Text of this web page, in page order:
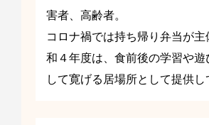
害者、高齢者。
コロナ禍では持ち帰り弁当が主
和４年度は、食前後の学習や遊
して寛げる居場所として提供し